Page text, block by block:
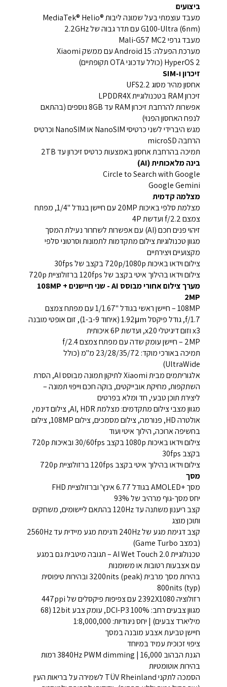
ביצועים
מעבד עוצמתי בעל שמונה ליבות MediaTek® Helio®
G100-Ultra (6nm) עם תדר גבוה של 2.2GHz
מעבד גרפי Mali-G57 MC2
מערכת הפעלה: Android 15 עם ממשק Xiaomi
HyperOS 2 (כולל עדכוני OTA תקופתיים)
זיכרון ו-SIM
אחסון מהיר מסוג UFS2.2
זיכרון RAM בטכנולוגיית LPDDR4X
אפשרות להרחבת זיכרון RAM עד 8GB נוספים (בהתאם
לנפח האחסון הפנוי)
מגש היברידי לשני כרטיסי NanoSIM או NanoSIM וכרטיס
הרחבה microSD
תמיכה בהרחבת אחסון באמצעות כרטיס זיכרון עד 2TB
בינה מלאכותית (AI)
Circle to Search with Google
Google Gemini
מצלמה קדמית
מצלמת סלפי באיכות 20MP עם חיישן בגודל "1/4, מפתח
צמצם f/2.2 ועדשת 4P
זיהוי פנים חכם (AI) עם אפשרות לשחרור נעילת המסך
מגוון טכנולוגיות צילום מתקדמות לתמונות וסרטוני סלפי
מקצועיים ויצירתיים
צילום וידאו באיכות 720p/1080p בקצב של 30fps
צילום וידאו בהילוך איטי בקצב של 120fps ברזולוציית 720p
מערך צילום אחורי מבוסס AI - שני חיישנים 108MP +
2MP
108MP – חיישן ראשי בגודל "1/1.67 עם מפתח צמצם
f/1.7, גודל פיקסל 1.92μm (איחוד 9-ב-1), זום אופטי מובנה
x3 וזום דיגיטלי x20, ועדשת 6P איכותית
2MP – חיישן עומק שדה עם מפתח צמצם f/2.4
תמיכה באורכי מוקד: 23/28/35/72 מ"מ (כולל
UltraWide)
אלגוריתמים מבית Xiaomi לתיקון תמונה מבוסס AI, הסרת
השתקפות, מחיקת אובייקטים, בוקה חכם וייפוי תמונה –
ליצירת תוכן טבעי, חד ומלא בפרטים
מגוון מצבי צילום מתקדמים: מצלמת AI, HDR, צילום דינמי,
אולטרה HD, פנורמה, צילום מסמכים, צילום 108MP, צילום
בחשיפה ארוכה, הילוך איטי ועוד
צילום וידאו באיכות 1080p בקצב 30/60fps ובאיכות 720p
בקצב 30fps
צילום וידאו בהילוך איטי בקצב 120fps ברזולוציית 720p
מסך
מסך +AMOLED בגודל 6.77 אינץ' וברזולוציית FHD
יחס מסך-גוף מרהיב של 93%
קצב ריענון משתנה עד 120Hz בהתאם ליישומים, משחקים
ותוכן מוצג
קצב דגימת מגע של 240Hz ודגימת מגע מיידית עד 2560Hz
(במצב Game Turbo)
טכנולוגיית AI Wet Touch 2.0 – תגובה מיטבית גם במגע
עם אצבעות רטובות או משומנות
בהירות מסך מרבית 3200nits (peak) ובהירות טיפוסית
800nits (typ)
רזולוציה 2392X1080 עם צפיפות פיקסלים של 447ppi
מגוון צבעים רחב: DCI-P3 100%, עומק צבע 12bit (68
מיליארד צבעים) | יחס ניגודיות: 1:8,000,000
חיישן טביעת אצבע מובנה במסך
ציפוי זכוכית עמיד במיוחד
הגנת הבהוב 3840Hz PWM dimming | 16,000 רמות
בהירות אוטומטיות
הסמכה לתקני TÜV Rheinland לשמירה על בריאות העין